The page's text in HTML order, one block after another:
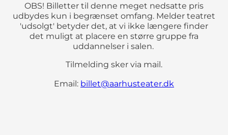
OBS! Billetter til denne meget nedsatte pris
udbydes kun i begrænset omfang. Melder teatret
'udsolgt' betyder det, at vi ikke længere finder
det muligt at placere en større gruppe fra
uddannelser i salen.
Tilmelding sker via mail.
Email: billet@aarhusteater.dk